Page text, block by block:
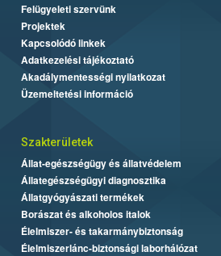
Felügyeleti szervünk
Projektek
Kapcsolódó linkek
Adatkezelési tájékoztató
Akadálymentességi nyilatkozat
Üzemeltetési információ
Szakterületek
Állat-egészségügy és állatvédelem
Állategészségügyi diagnosztika
Állatgyógyászati termékek
Borászat és alkoholos italok
Élelmiszer- és takarmánybiztonság
Élelmiszerlánc-biztonsági laborhálózat